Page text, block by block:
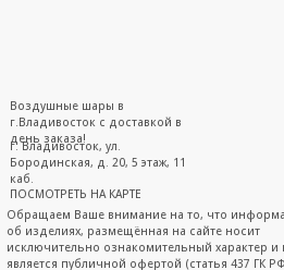
г. Владивосток, ул.
Бородинская, д. 20, 5 этаж, 11
каб.
ПОСМОТРЕТЬ НА КАРТЕ
Воздушные шары в
г.Владивосток с доставкой в
день заказа!
Обращаем Ваше внимание на то, что
об изделиях, размещённая на сайте носит
исключительно ознакомительный характер и
является публичной офертой (статья 437 ГК